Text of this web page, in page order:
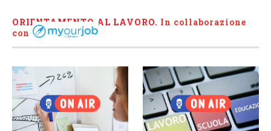
ORIENTAMENTO AL LAVORO. In collaborazione
con